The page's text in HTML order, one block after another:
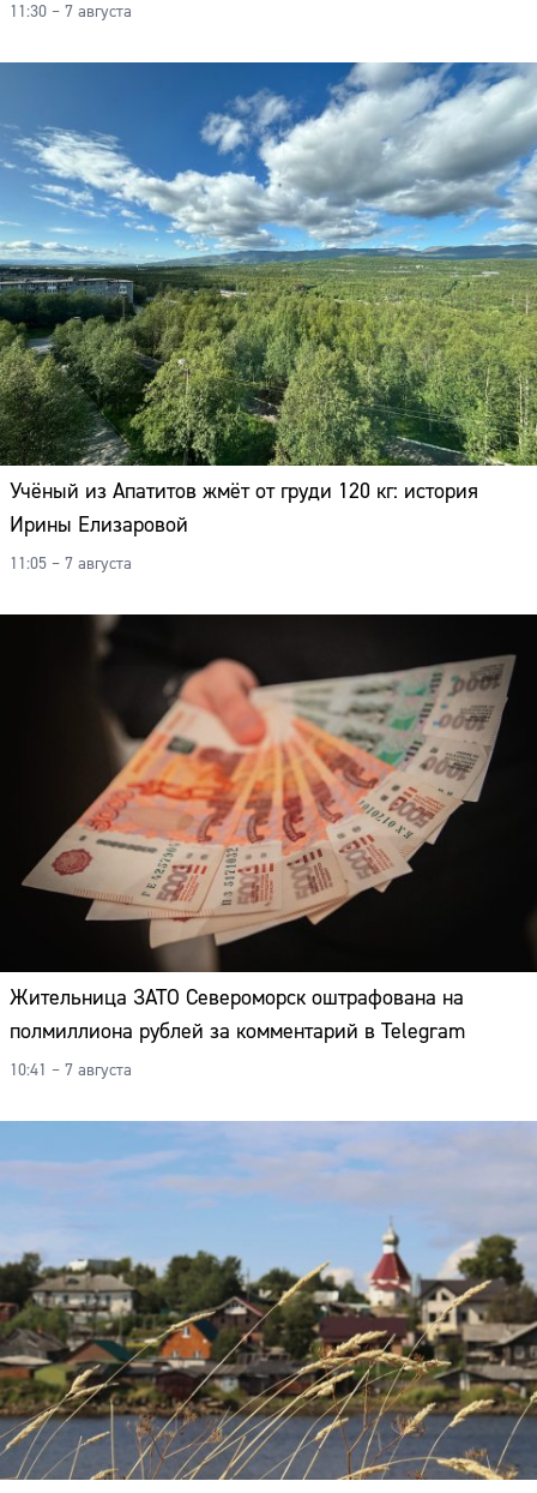
11:30 – 7 августа
Учёный из Апатитов жмёт от груди 120 кг: история
Ирины Елизаровой
11:05 – 7 августа
Жительница ЗАТО Североморск оштрафована на
полмиллиона рублей за комментарий в Telegram
10:41 – 7 августа